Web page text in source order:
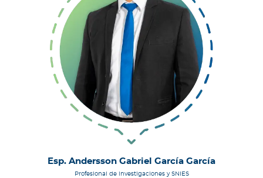
Esp. Andersson Gabriel García García
Profesional de investigaciones y SNIES